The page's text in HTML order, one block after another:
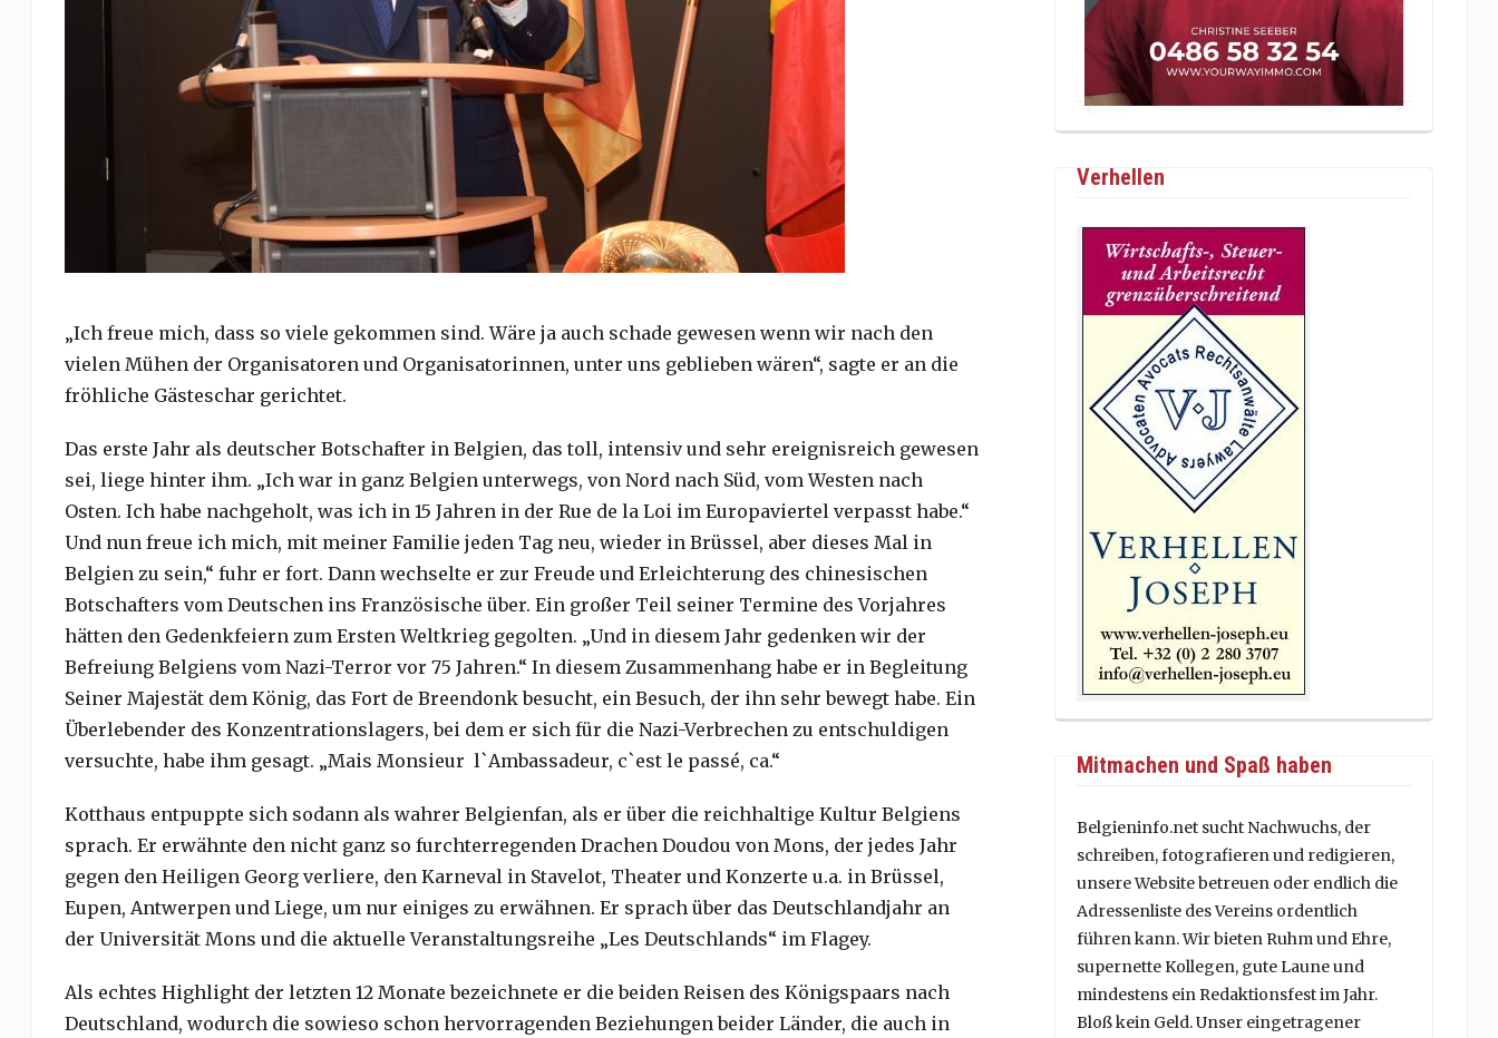
„Ich freue mich, dass so viele gekommen sind. Wäre ja auch schade gewesen wenn wir nach den
vielen Mühen der Organisatoren und Organisatorinnen, unter uns geblieben wären“, sagte er an die
fröhliche Gästeschar gerichtet.
Das erste Jahr als deutscher Botschafter in Belgien, das toll, intensiv und sehr ereignisreich gewesen
sei, liege hinter ihm. „Ich war in ganz Belgien unterwegs, von Nord nach Süd, vom Westen nach
Osten. Ich habe nachgeholt, was ich in 15 Jahren in der Rue de la Loi im Europaviertel verpasst habe.“
Und nun freue ich mich, mit meiner Familie jeden Tag neu, wieder in Brüssel, aber dieses Mal in
Belgien zu sein,“ fuhr er fort. Dann wechselte er zur Freude und Erleichterung des chinesischen
Botschafters vom Deutschen ins Französische über. Ein großer Teil seiner Termine des Vorjahres
hätten den Gedenkfeiern zum Ersten Weltkrieg gegolten. „Und in diesem Jahr gedenken wir der
Befreiung Belgiens vom Nazi-Terror vor 75 Jahren.“ In diesem Zusammenhang habe er in Begleitung
Seiner Majestät dem König, das Fort de Breendonk besucht, ein Besuch, der ihn sehr bewegt habe. Ein
Überlebender des Konzentrationslagers, bei dem er sich für die Nazi-Verbrechen zu entschuldigen
versuchte, habe ihm gesagt. „Mais Monsieur l`Ambassadeur, c`est le passé, ca.“
Kotthaus entpuppte sich sodann als wahrer Belgienfan, als er über die reichhaltige Kultur Belgiens
sprach. Er erwähnte den nicht ganz so furchterregenden Drachen Doudou von Mons, der jedes Jahr
gegen den Heiligen Georg verliere, den Karneval in Stavelot, Theater und Konzerte u.a. in Brüssel,
Eupen, Antwerpen und Liege, um nur einiges zu erwähnen. Er sprach über das Deutschlandjahr an
der Universität Mons und die aktuelle Veranstaltungsreihe „Les Deutschlands“ im Flagey.
Als echtes Highlight der letzten 12 Monate bezeichnete er die beiden Reisen des Königspaars nach
Deutschland, wodurch die sowieso schon hervorragenden Beziehungen beider Länder, die auch in
Verhellen
Mitmachen und Spaß haben
Belgieninfo.net sucht Nachwuchs, der
schreiben, fotografieren und redigieren,
unsere Website betreuen oder endlich die
Adressenliste des Vereins ordentlich
führen kann. Wir bieten Ruhm und Ehre,
supernette Kollegen, gute Laune und
mindestens ein Redaktionsfest im Jahr.
Bloß kein Geld. Unser eingetragener